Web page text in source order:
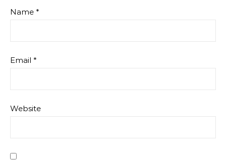
Name *
Email *
Website